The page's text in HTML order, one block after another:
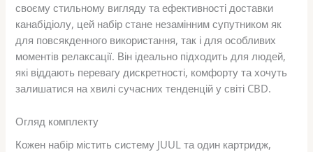
своєму стильному вигляду та ефективності доставки
канабідіолу, цей набір стане незамінним супутником як
для повсякденного використання, так і для особливих
моментів релаксації. Він ідеально підходить для людей,
які віддають перевагу дискретності, комфорту та хочуть
залишатися на хвилі сучасних тенденцій у світі CBD.
Огляд комплекту
Кожен набір містить систему JUUL та один картридж,